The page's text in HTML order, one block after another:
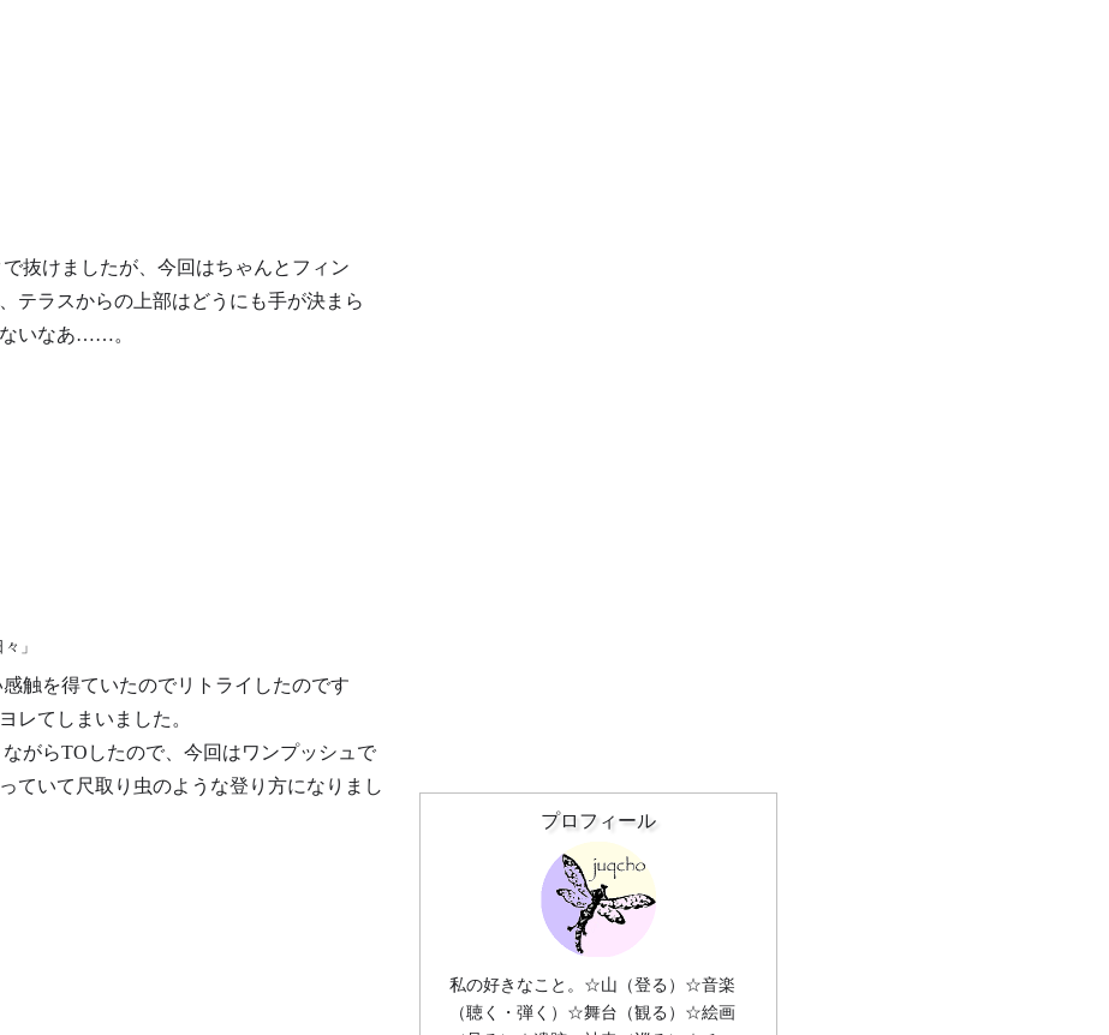
抜けましたが、今回はちゃんとフィン
テラスからの上部はどうにも手が決まら
いなあ……。
」
触を得ていたのでリトライしたのです
レてしまいました。
がらTOしたので、今回はワンプッシュで
ていて尺取り虫のような登り方になりまし
プロフィール
私の好きなこと。☆山（登る）☆音楽
（聴く・弾く）☆舞台（観る）☆絵画